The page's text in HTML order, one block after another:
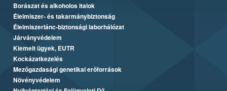
Borászat és alkoholos italok
Élelmiszer- és takarmánybiztonság
Élelmiszerlánc-biztonsági laborhálózat
Járványvédelem
Kiemelt ügyek, EUTR
Kockázatkezelés
Mezőgazdasági genetikai erőforrások
Növényvédelem